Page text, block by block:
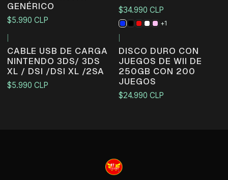
GENÉRICO
$5.990 CLP
$34.990 CLP
+1
CABLE USB DE CARGA
NINTENDO 3DS/ 3DS
XL / DSI /DSI XL /2SA
$5.990 CLP
DISCO DURO CON
JUEGOS DE WII DE
250GB CON 200
JUEGOS
$24.990 CLP